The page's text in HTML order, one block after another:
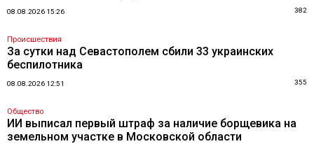
08.08.2026 15:26 382
Происшествия
За сутки над Севастополем сбили 33 украинских
беспилотника
08.08.2026 12:51 355
Общество
ИИ выписал первый штраф за наличие борщевика на
земельном участке в Московской области